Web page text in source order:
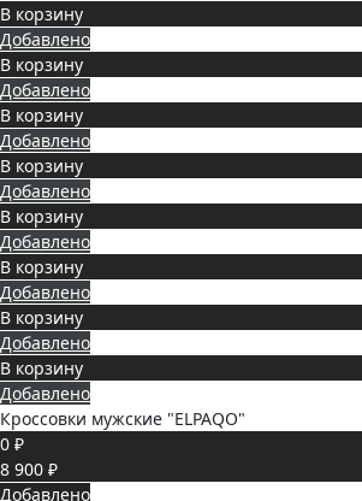
В корзину
Добавлено
В корзину
Добавлено
В корзину
Добавлено
В корзину
Добавлено
В корзину
Добавлено
В корзину
Добавлено
В корзину
Добавлено
В корзину
Добавлено
Кроссовки мужские "ELPAQO"
0 ₽
8 900 ₽
Добавлено